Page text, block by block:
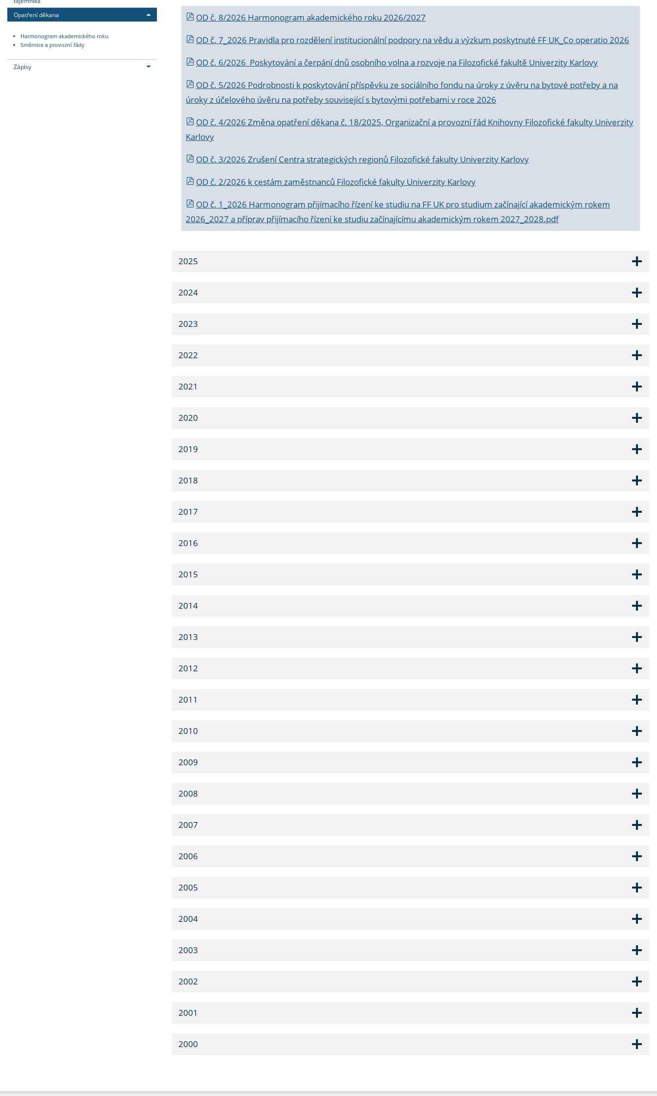
Opatření děkana
Harmonogram akademického roku
Směrnice a provozní řády
Zápisy
OD č. 8/2026 Harmonogram akademického roku 2026/2027
OD č. 7_2026 Pravidla pro rozdělení institucionální podpory na vědu a výzkum poskytnuté FF UK_Co operatio 2026
OD č. 6/2026 Poskytování a čerpání dnů osobního volna a rozvoje na Filozofické fakultě Univerzity Karlovy
OD č. 5/2026 Podrobnosti k poskytování příspěvku ze sociálního fondu na úroky z úvěru na bytové potřeby a na
úroky z účelového úvěru na potřeby související s bytovými potřebami v roce 2026
OD č. 4/2026 Změna opatření děkana č. 18/2025, Organizační a provozní řád Knihovny Filozofické fakulty Univerzity
Karlovy
OD č. 3/2026 Zrušení Centra strategických regionů Filozofické fakulty Univerzity Karlovy
OD č. 2/2026 k cestám zaměstnanců Filozofické fakulty Univerzity Karlovy
OD č. 1_2026 Harmonogram přijímacího řízení ke studiu na FF UK pro studium začínající akademickým rokem
2026_2027 a příprav přijímacího řízení ke studiu začínajícímu akademickým rokem 2027_2028.pdf
2025
2024
2023
2022
2021
2020
2019
2018
2017
2016
2015
2014
2013
2012
2011
2010
2009
2008
2007
2006
2005
2004
2003
2002
2001
2000